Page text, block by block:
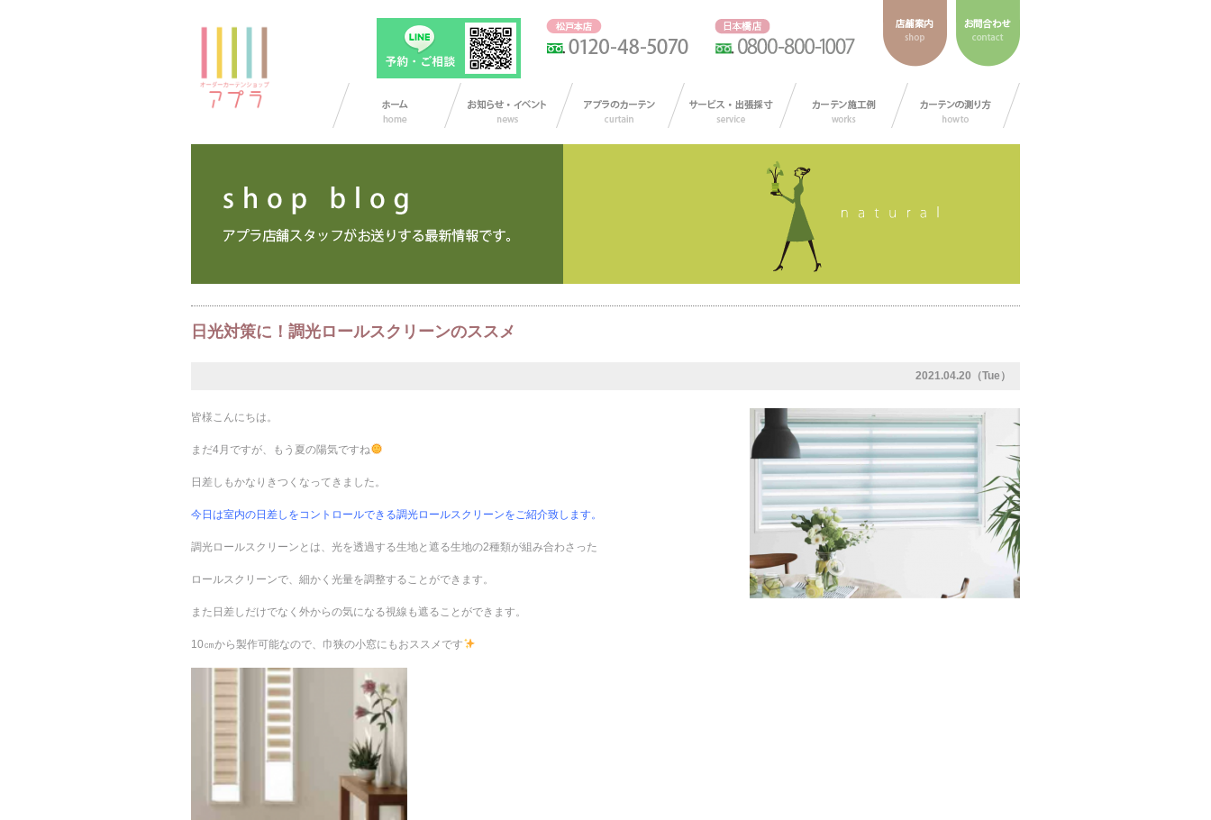
日光対策に！調光ロールスクリーンのススメ
2021.04.20（Tue）
皆様こんにちは。
まだ4月ですが、もう夏の陽気ですね
日差しもかなりきつくなってきました。
今日は室内の日差しをコントロールできる調光ロールスクリーンをご紹介致します。
調光ロールスクリーンとは、光を透過する生地と遮る生地の2種類が組み合わさった
ロールスクリーンで、細かく光量を調整することができます。
また日差しだけでなく外からの気になる視線も遮ることができます。
10㎝から製作可能なので、巾狭の小窓にもおススメです